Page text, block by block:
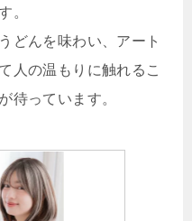
。
どんを味わい、アート
人の温もりに触れるこ
待っています。